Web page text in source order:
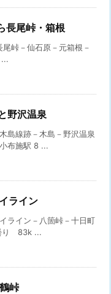
長尾峠・箱根
峠－仙石原－元箱根－
野沢温泉
島線跡－木島－野沢温泉
布施駅 8 ...
ライン
ライン－八箇峠－十日町
り 83k ...
峠